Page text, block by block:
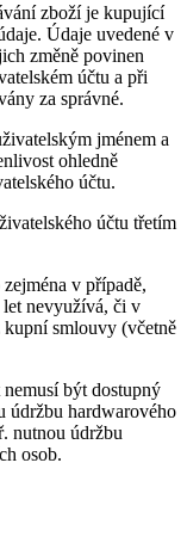
zboží je kupující
Údaje uvedené v
změně povinen
účtu a při
za správné.
jménem a
ohledně
účtu.
účtu třetím
v případě,
nevyužívá, či v
smlouvy (včetně
být dostupný
údržbu hardwarového
nutnou údržbu
osob.